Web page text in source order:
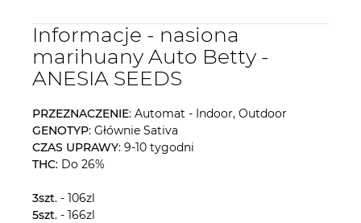
Informacje - nasiona
marihuany Auto Betty -
ANESIA SEEDS
PRZEZNACZENIE: Automat - Indoor, Outdoor
GENOTYP: Głównie Sativa
CZAS UPRAWY: 9-10 tygodni
THC: Do 26%
3szt. - 106zl
5szt. - 166zl